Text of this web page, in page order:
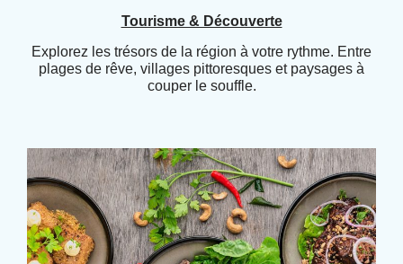
Tourisme & Découverte
Explorez les trésors de la région à votre rythme. Entre
plages de rêve, villages pittoresques et paysages à
couper le souffle.